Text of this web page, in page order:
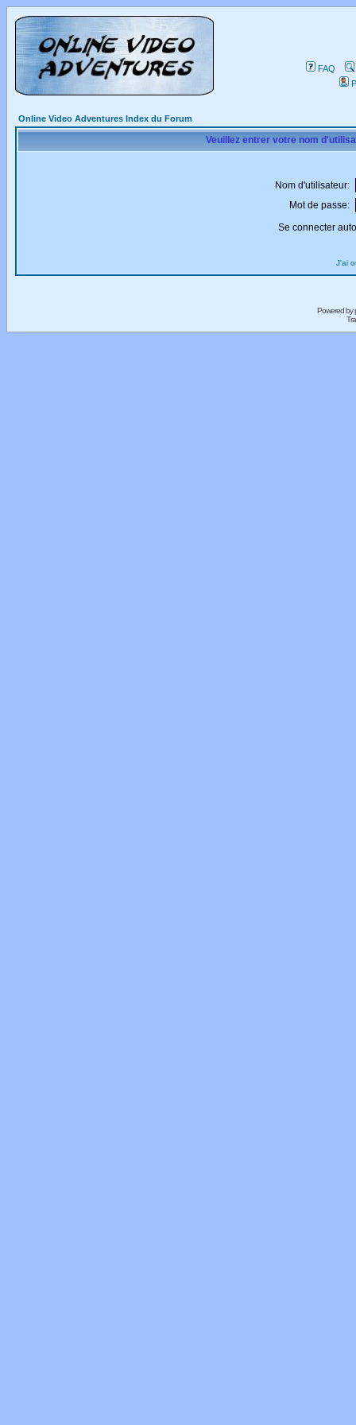
FAQ
Online Video Adventures Index du Forum
Veuillez entrer votre nom
Nom d'utilisateur:
Mot de passe:
Se connecter
J'ai
Powered by